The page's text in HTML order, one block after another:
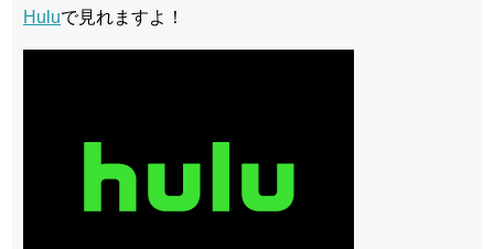
Huluで見れますよ！